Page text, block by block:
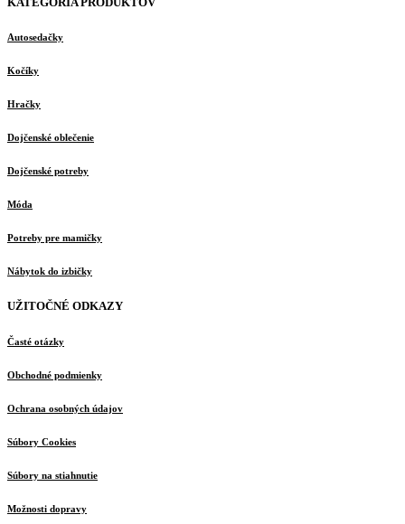
Autosedačky
Kočíky
Hračky
Dojčenské oblečenie
Dojčenské potreby
Móda
Potreby pre mamičky
Nábytok do izbičky
UŽITOČNÉ ODKAZY
Časté otázky
Obchodné podmienky
Ochrana osobných údajov
Súbory Cookies
Súbory na stiahnutie
Možnosti dopravy